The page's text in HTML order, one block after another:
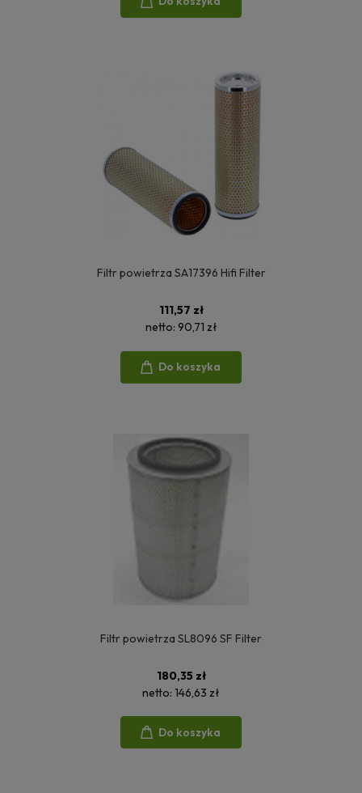
Filtr powietrza SA17396 Hifi Filter
111,57 zł
netto: 90,71 zł
Do koszyka
Filtr powietrza SL8096 SF Filter
180,35 zł
netto: 146,63 zł
Do koszyka